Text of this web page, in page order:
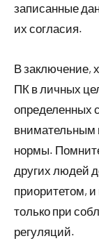
записанные
их согласия.
В заключение,
ПК в личных
определенных
внимательным
нормы.
других людей
приоритетом,
только при
регуляций.